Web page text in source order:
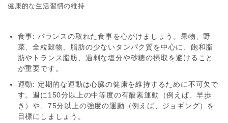
健康的な生活習慣の維持
食事: バランスの取れた食事を心がけましょう。果物、野
菜、全粒穀物、脂肪の少ないタンパク質を中心に、飽和脂
肪やトランス脂肪、過剰な塩分や砂糖の摂取を避けること
が重要です。
運動: 定期的な運動は心臓の健康を維持するために不可欠で
す。週に150分以上の中等度の有酸素運動（例えば、早歩
き）や、75分以上の強度の運動（例えば、ジョギング）を
目標にしましょう。